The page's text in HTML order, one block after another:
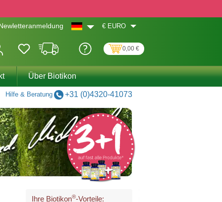
€ EURO
0,00 €
Über Biotikon
Hilfe & Beratung +31 (0)4320-41073
Ihre Biotikon®-Vorteile: